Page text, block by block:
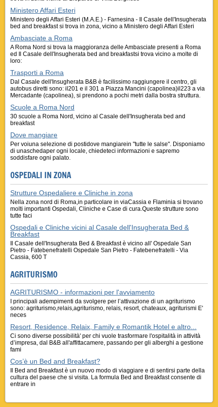
Ministero Affari Esteri
Ministero degli Affari Esteri (M.A.E.) - Farnesina - Il Casale dell'Insugherata
bed and breakfast si trova in zona, vicino a Ministero degli Affari Esteri
Ambasciate a Roma
A Roma Nord si trova la maggioranza delle Ambasciate presenti a Roma
ed Il Casale dell'Insugherata bed and breakfastsi trova vicino a molte di
loro:
Trasporti a Roma
Dal Casale dell'Insugherata B&B è facilissimo raggiungere il centro, gli
autobus diretti sono: il201 e il 301 a Piazza Mancini (capolinea)il223 a via
Mercadante (capolinea), si prendono a pochi metri dalla bostra struttura.
Scuole a Roma Nord
30 scuole a Roma Nord, vicino al Casale dell'Insugherata bed and
breakfast
Dove mangiare
Per voiuna selezione di postidove mangiarein "tutte le salse". Disponiamo
di unaschedaper ogni locale, chiedeteci informazioni e sapremo
soddisfare ogni palato.
OSPEDALI IN ZONA
Strutture Ospedaliere e Cliniche in zona
Nella zona nord di Roma,in particolare in viaCassia e Flaminia si trovano
molti importanti Ospedali, Cliniche e Case di cura.Queste strutture sono
tutte faci
Ospedali e Cliniche vicini al Casale dell'Insugherata Bed &
Breakfast
Il Casale dell'Insugherata Bed & Breakfast è vicino all' Ospedale San
Pietro - Fatebenefratelli Ospedale San Pietro - Fatebenefratelli - Via
Cassia, 600 T
AGRITURISMO
AGRITURISMO - informazioni per l'avviamento
I principali adempimenti da svolgere per l’attivazione di un agriturismo
sono: agriturismo,relais,agriturismo, relais, resort, chateaux, agriturismi E'
neces
Resort, Residence, Relaix, Family e Romantik Hotel e altro...
Ci sono diverse possibilità' per chi vuole trasformare l'ospitalità in attività
d’impresa, dal B&B all'affittacamere, passando per gli alberghi a gestione
fami
Cos’è un Bed and Breakfast?
Il Bed and Breakfast è un nuovo modo di viaggiare e di sentirsi parte della
cultura del paese che si visita. La formula Bed and Breakfast consente di
entrare in